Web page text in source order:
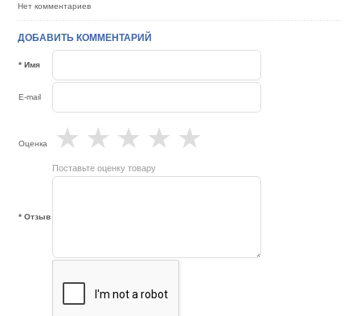
Нет комментариев
ДОБАВИТЬ КОММЕНТАРИЙ
* Имя
E-mail
Оценка ★
★
★
★
★
Поставьте оценку товару
* Отзыв